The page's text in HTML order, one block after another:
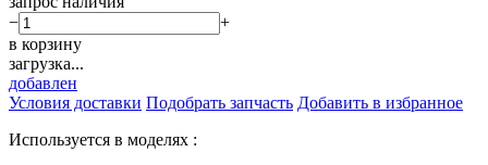
−
+
в корзину
загрузка...
добавлен
Условия доставки Подобрать запчасть Добавить в избранное
Используется в моделях :